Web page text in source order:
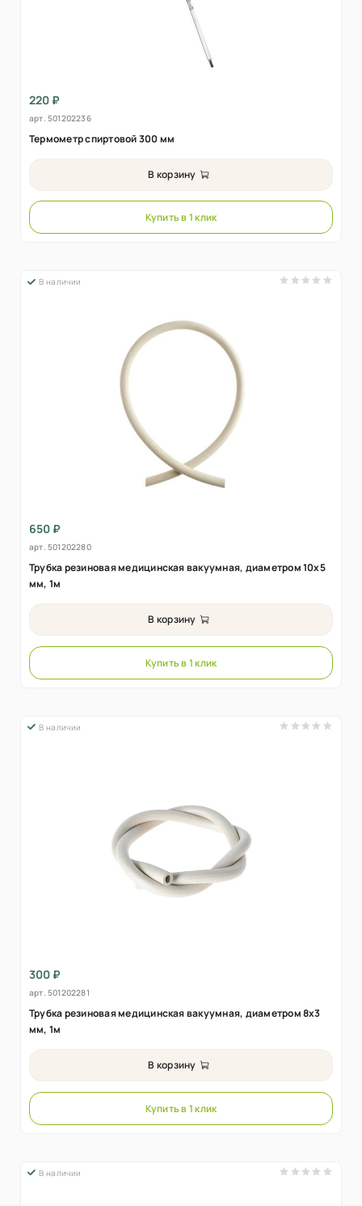
220 ₽
арт. 501202236
Термометр спиртовой 300 мм
В корзину
Купить в 1 клик
В наличии
650 ₽
арт. 501202280
Трубка резиновая медицинская вакуумная, диаметром 10х5
мм, 1м
В корзину
Купить в 1 клик
В наличии
300 ₽
арт. 501202281
Трубка резиновая медицинская вакуумная, диаметром 8х3
мм, 1м
В корзину
Купить в 1 клик
В наличии